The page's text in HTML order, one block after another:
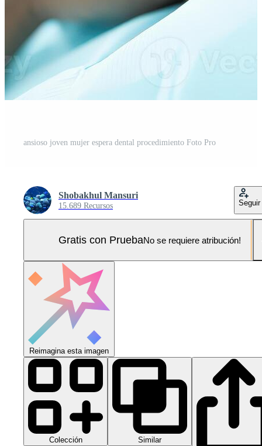
ansioso joven mujer espera dental procedimiento Foto Pro
Shobakhul Mansuri
15.689 Recursos Seguir
Gratis con PruebaNo se requiere atribución!
Reimagina esta imagen
Colección Similar